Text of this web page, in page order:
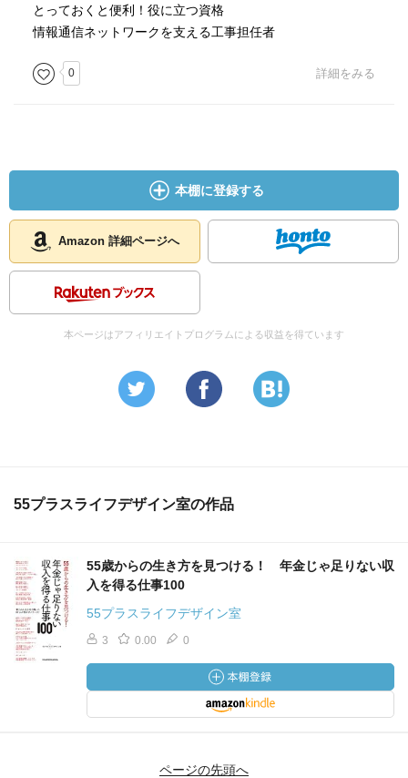
とっておくと便利！役に立つ資格
情報通信ネットワークを支える工事担任者
0 詳細をみる
本棚に登録する
Amazon 詳細ページへ
本ページはアフィリエイトプログラムによる収益を得ています
55プラスライフデザイン室の作品
55歳からの生き方を見つける！ 年金じゃ足りない収
入を得る仕事100
55プラスライフデザイン室
3 0.00 0
ページの先頭へ